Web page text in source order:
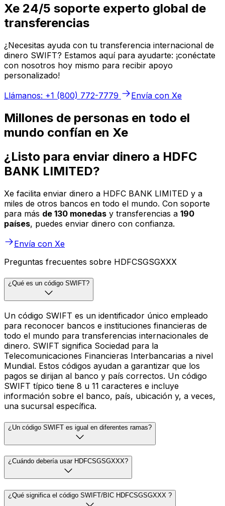
Xe 24/5 soporte experto global de
transferencias
¿Necesitas ayuda con tu transferencia internacional de
dinero SWIFT? Estamos aquí para ayudarte: ¡conéctate
con nosotros hoy mismo para recibir apoyo
personalizado!
Llámanos: +1 (800) 772-7779
Envía con Xe
Millones de personas en todo el
mundo confían en Xe
¿Listo para enviar dinero a HDFC
BANK LIMITED?
Xe facilita enviar dinero a HDFC BANK LIMITED y a
miles de otros bancos en todo el mundo. Con soporte
para más de 130 monedas y transferencias a 190
países, puedes enviar dinero con confianza.
Envía con Xe
Preguntas frecuentes sobre HDFCSGSGXXX
¿Qué es un código SWIFT?
Un código SWIFT es un identificador único empleado
para reconocer bancos e instituciones financieras de
todo el mundo para transferencias internacionales de
dinero. SWIFT significa Sociedad para la
Telecomunicaciones Financieras Interbancarias a nivel
Mundial. Estos códigos ayudan a garantizar que los
pagos se dirijan al banco y país correctos. Un código
SWIFT típico tiene 8 u 11 caracteres e incluye
información sobre el banco, país, ubicación y, a veces,
una sucursal específica.
¿Un código SWIFT es igual en diferentes ramas?
¿Cuándo debería usar HDFCSGSGXXX?
¿Qué significa el código SWIFT/BIC HDFCSGSGXXX ?